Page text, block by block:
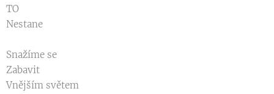
TO
Nestane
Snažíme se
Zabavit
Vnějším světem